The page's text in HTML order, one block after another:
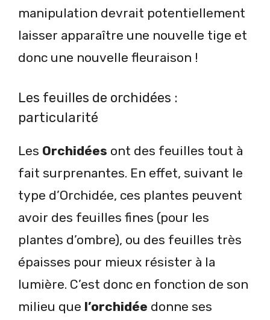
manipulation devrait potentiellement
laisser apparaître une nouvelle tige et
donc une nouvelle fleuraison !
Les feuilles de orchidées :
particularité
Les Orchidées ont des feuilles tout à
fait surprenantes. En effet, suivant le
type d’Orchidée, ces plantes peuvent
avoir des feuilles fines (pour les
plantes d’ombre), ou des feuilles très
épaisses pour mieux résister à la
lumière. C’est donc en fonction de son
milieu que l’orchidée donne ses